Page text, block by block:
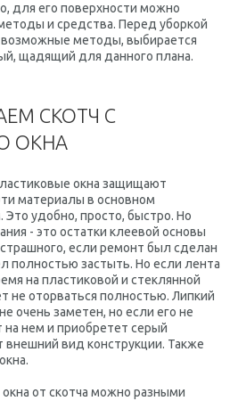
для его поверхности можно
и средства. Перед уборкой
возможные методы, выбирается
щадящий для данного плана.
СКОТЧ С
ОКНА
окна защищают
материалы в основном
Это удобно, просто, быстро. Но
- это остатки клеевой основы
если ремонт был сделан
полностью застыть. Но если лента
на пластиковой и стеклянной
не оторваться полностью. Липкий
очень заметен, но если его не
нем и приобретет серый
внешний вид конструкции. Также
от скотча можно разными